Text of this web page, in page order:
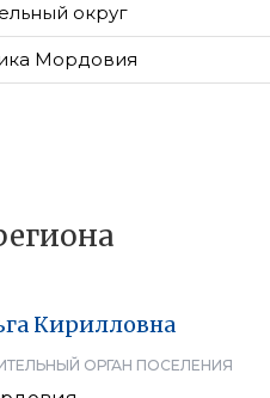
округ
Мордовия
Кирилловна
ОРГАН ПОСЕЛЕНИЯ